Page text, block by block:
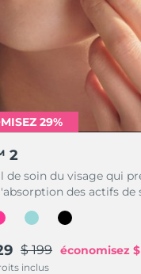
29%
2
de soin du visage qui
des actifs de
$ 199 économisez
inclus